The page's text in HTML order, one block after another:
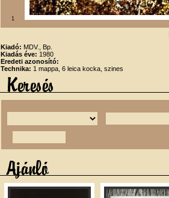
1
Kiadó: MDV., Bp.
Kiadás éve: 1980
Eredeti azonosító:
Technika: 1 mappa, 6 leica kocka, szines